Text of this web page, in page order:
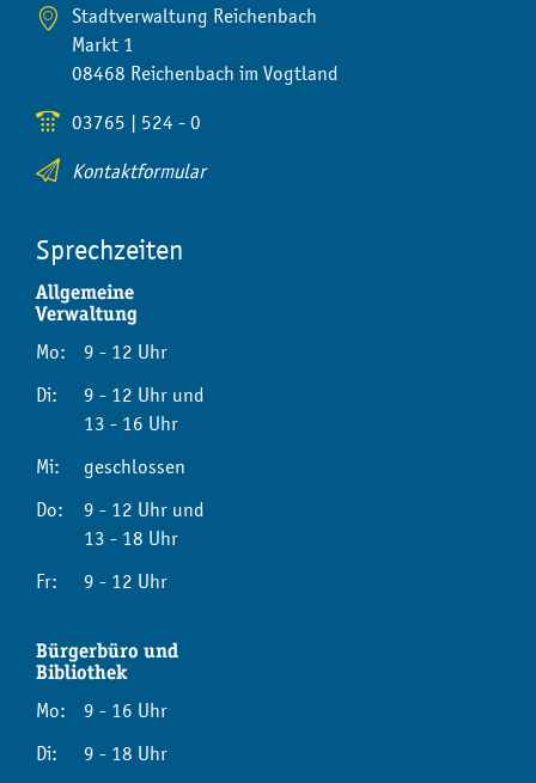
Stadtverwaltung Reichenbach
Markt 1
08468 Reichenbach im Vogtland
03765 | 524 - 0
Kontaktformular
Sprechzeiten
Allgemeine
Verwaltung
Mo:
9 - 12 Uhr
Di:
9 - 12 Uhr und
13 - 16 Uhr
Mi:
geschlossen
Do:
9 - 12 Uhr und
13 - 18 Uhr
Fr:
9 - 12 Uhr
Bürgerbüro und
Bibliothek
Mo:
9 - 16 Uhr
Di:
9 - 18 Uhr